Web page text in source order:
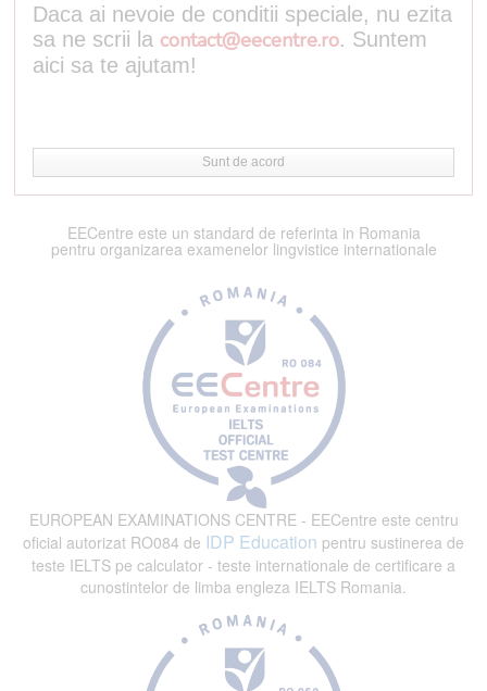
Daca ai nevoie de conditii speciale, nu ezita
sa ne scrii la contact@eecentre.ro. Suntem
aici sa te ajutam!
Sunt de acord
EECentre este un standard de referinta in Romania
pentru organizarea examenelor lingvistice internationale
EUROPEAN EXAMINATIONS CENTRE - EECentre este centru
oficial autorizat RO084 de IDP Education pentru sustinerea de
teste IELTS pe calculator - teste internationale de certificare a
cunostintelor de limba engleza IELTS Romania.